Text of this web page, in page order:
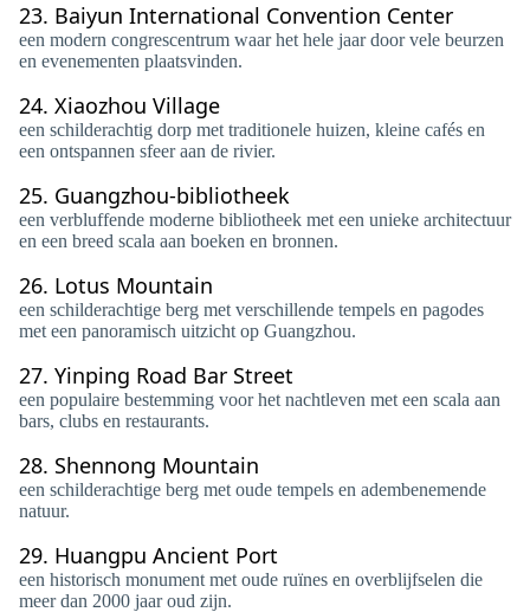
23. Baiyun International Convention Center
een modern congrescentrum waar het hele jaar door vele beurzen
en evenementen plaatsvinden.
24. Xiaozhou Village
een schilderachtig dorp met traditionele huizen, kleine cafés en
een ontspannen sfeer aan de rivier.
25. Guangzhou-bibliotheek
een verbluffende moderne bibliotheek met een unieke architectuur
en een breed scala aan boeken en bronnen.
26. Lotus Mountain
een schilderachtige berg met verschillende tempels en pagodes
met een panoramisch uitzicht op Guangzhou.
27. Yinping Road Bar Street
een populaire bestemming voor het nachtleven met een scala aan
bars, clubs en restaurants.
28. Shennong Mountain
een schilderachtige berg met oude tempels en adembenemende
natuur.
29. Huangpu Ancient Port
een historisch monument met oude ruïnes en overblijfselen die
meer dan 2000 jaar oud zijn.